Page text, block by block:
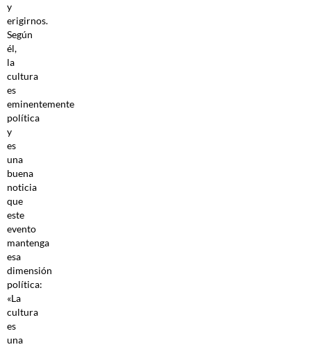
y
erigirnos.
Según
él,
la
cultura
es
eminentemente
política
y
es
una
buena
noticia
que
este
evento
mantenga
esa
dimensión
política:
«La
cultura
es
una